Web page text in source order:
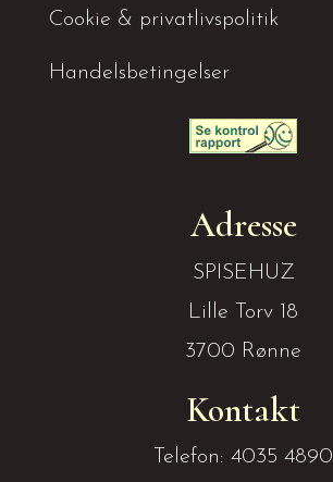
Cookie & privatlivspolitik
Handelsbetingelser
Adresse
SPISEHUZ
Lille Torv 18
3700 Rønne
Kontakt
Telefon: 4035 4890